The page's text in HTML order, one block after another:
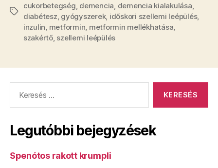
Címkék
cukorbetegség demencia demencia kialakulása
diabétesz gyógyszerek, időskori szellemi leépülés,
inzulin metformin metformin mellékhatása
szakértő, szellemi leépülés
Legutóbbi bejegyzések
Spenótos rakott krumpli